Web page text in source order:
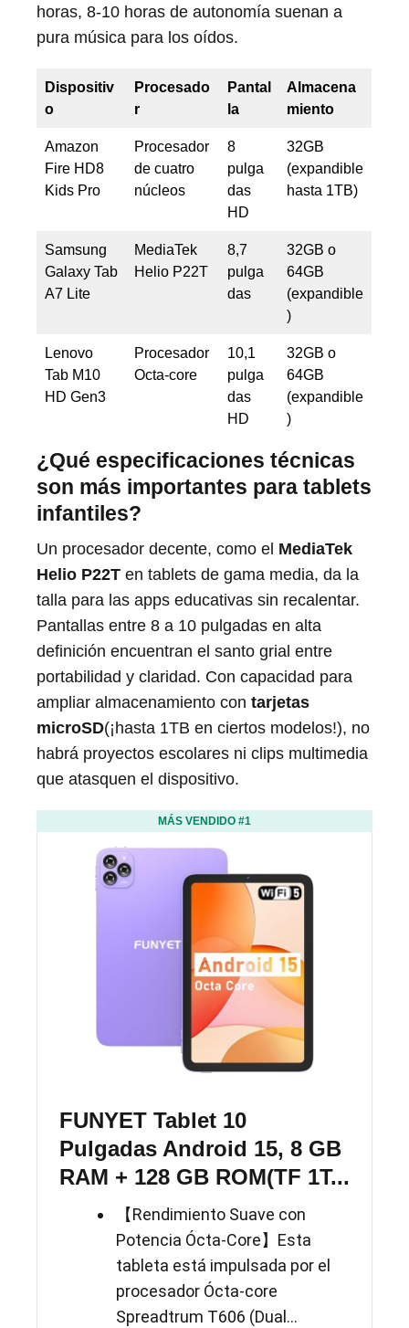
horas, 8-10 horas de autonomía suenan a
pura música para los oídos.
Dispositiv
o
Procesado
r
Pantal
la
Almacena
miento
Amazon
Fire HD8
Kids Pro
Procesador
de cuatro
núcleos
8
pulga
das
HD
32GB
(expandible
hasta 1TB)
Samsung
Galaxy Tab
A7 Lite
MediaTek
Helio P22T
8,7
pulga
das
32GB o
64GB
(expandible
)
Lenovo
Tab M10
HD Gen3
Procesador
Octa-core
10,1
pulga
das
HD
32GB o
64GB
(expandible
)
¿Qué especificaciones técnicas
son más importantes para tablets
infantiles?
Un procesador decente, como el MediaTek
Helio P22T en tablets de gama media, da la
talla para las apps educativas sin recalentar.
Pantallas entre 8 a 10 pulgadas en alta
definición encuentran el santo grial entre
portabilidad y claridad. Con capacidad para
ampliar almacenamiento con tarjetas
microSD(¡hasta 1TB en ciertos modelos!), no
habrá proyectos escolares ni clips multimedia
que atasquen el dispositivo.
MÁS VENDIDO #1
FUNYET Tablet 10
Pulgadas Android 15, 8 GB
RAM + 128 GB ROM(TF 1T...
【Rendimiento Suave con
Potencia Ócta-Core】​Esta
tableta está impulsada por el
procesador Ócta-core
Spreadtrum T606 (Dual...